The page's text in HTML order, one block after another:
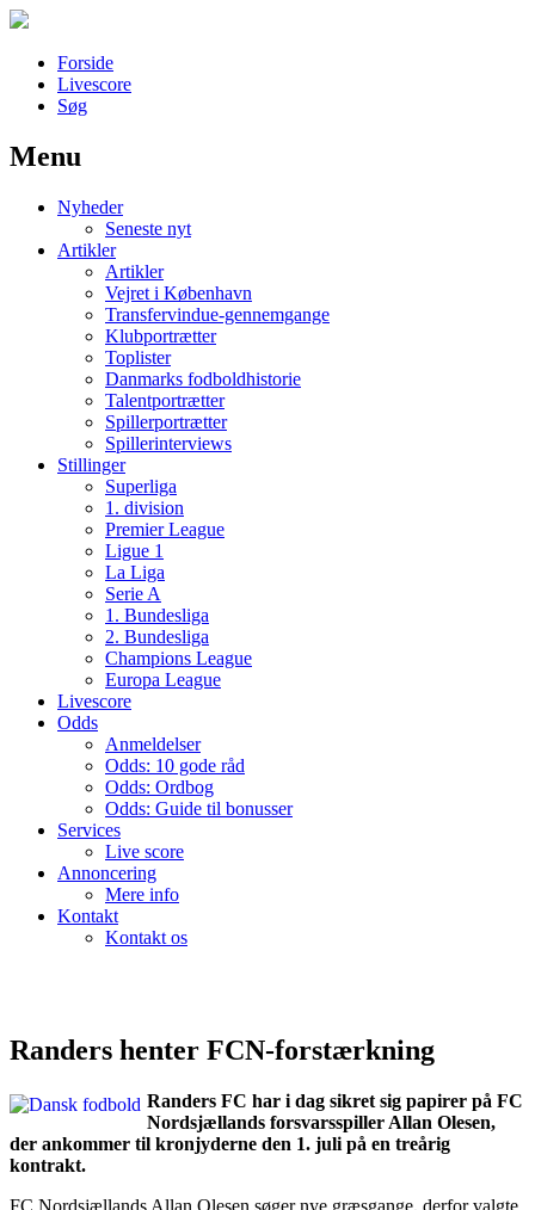
Forside
Livescore
Søg
Наши партнеры
лучшие займы
Menu
Nyheder
Seneste nyt
Artikler
Artikler
Vejret i København
Transfervindue-gennemgange
Klubportrætter
Toplister
Danmarks fodboldhistorie
Talentportrætter
Spillerportrætter
Spillerinterviews
Stillinger
Superliga
1. division
Premier League
Ligue 1
La Liga
Serie A
1. Bundesliga
2. Bundesliga
Champions League
Europa League
Livescore
Odds
Anmeldelser
Odds: 10 gode råd
Odds: Ordbog
Odds: Guide til bonusser
Services
Live score
Annoncering
Mere info
Kontakt
Kontakt os
Randers henter FCN-forstærkning
Randers FC har i dag sikret sig papirer på FC
Nordsjællands forsvarsspiller Allan Olesen,
der ankommer til kronjyderne den 1. juli på en treårig
kontrakt.
FC Nordsjællands Allan Olesen søger nye græsgange, derfor valgte